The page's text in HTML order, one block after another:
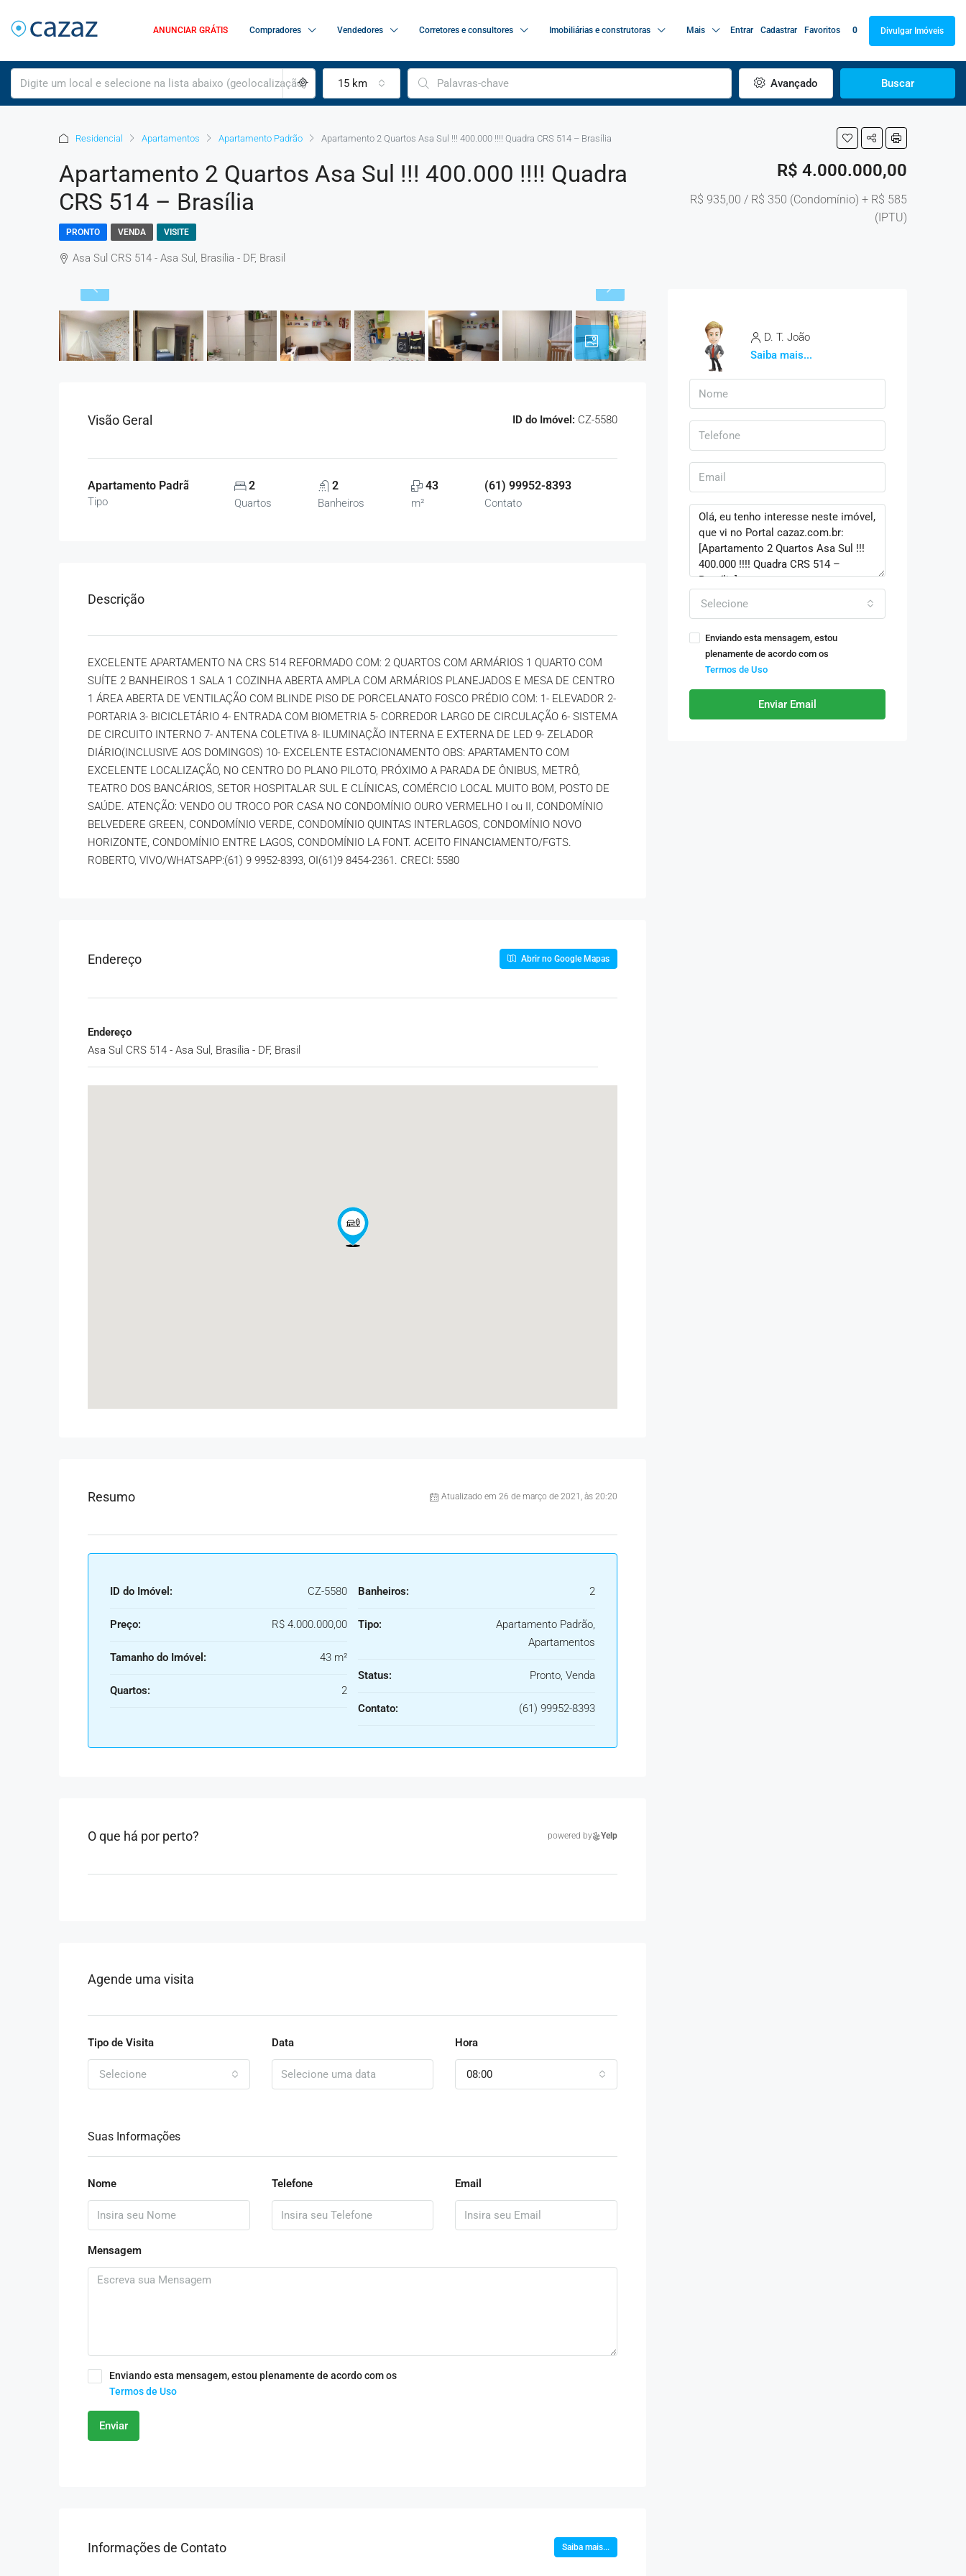
ANUNCIAR GRÁTIS Compradores Vendedores Corretores e consultores Imobiliárias e construtoras Mais Entrar Cadastrar Favoritos 0 Divulgar Imóveis
15 km Avançado Buscar
Residencial Apartamentos Apartamento Padrão Apartamento 2 Quartos Asa Sul !!! 400.000 !!!! Quadra CRS 514 – Brasília
Apartamento 2 Quartos Asa Sul !!! 400.000 !!!! Quadra
CRS 514 – Brasília
R$ 4.000.000,00
R$ 935,00 / R$ 350 (Condomínio) + R$ 585
(IPTU)
PRONTO VENDA VISITE
Asa Sul CRS 514 - Asa Sul, Brasília - DF, Brasil
Visão Geral ID do Imóvel: CZ-5580
Apartamento Padrão, Apartamentos
Tipo
2
Quartos
2
Banheiros
43
m²
(61) 99952-8393
Contato
Descrição
EXCELENTE APARTAMENTO NA CRS 514 REFORMADO COM: 2 QUARTOS COM ARMÁRIOS 1 QUARTO COM
SUÍTE 2 BANHEIROS 1 SALA 1 COZINHA ABERTA AMPLA COM ARMÁRIOS PLANEJADOS E MESA DE CENTRO
1 ÁREA ABERTA DE VENTILAÇÃO COM BLINDE PISO DE PORCELANATO FOSCO PRÉDIO COM: 1- ELEVADOR 2-
PORTARIA 3- BICICLETÁRIO 4- ENTRADA COM BIOMETRIA 5- CORREDOR LARGO DE CIRCULAÇÃO 6- SISTEMA
DE CIRCUITO INTERNO 7- ANTENA COLETIVA 8- ILUMINAÇÃO INTERNA E EXTERNA DE LED 9- ZELADOR
DIÁRIO(INCLUSIVE AOS DOMINGOS) 10- EXCELENTE ESTACIONAMENTO OBS: APARTAMENTO COM
EXCELENTE LOCALIZAÇÃO, NO CENTRO DO PLANO PILOTO, PRÓXIMO A PARADA DE ÔNIBUS, METRÔ,
TEATRO DOS BANCÁRIOS, SETOR HOSPITALAR SUL E CLÍNICAS, COMÉRCIO LOCAL MUITO BOM, POSTO DE
SAÚDE. ATENÇÃO: VENDO OU TROCO POR CASA NO CONDOMÍNIO OURO VERMELHO I ou II, CONDOMÍNIO
BELVEDERE GREEN, CONDOMÍNIO VERDE, CONDOMÍNIO QUINTAS INTERLAGOS, CONDOMÍNIO NOVO
HORIZONTE, CONDOMÍNIO ENTRE LAGOS, CONDOMÍNIO LA FONT. ACEITO FINANCIAMENTO/FGTS.
ROBERTO, VIVO/WHATSAPP:(61) 9 9952-8393, OI(61)9 8454-2361 . CRECI: 5580
Endereço Abrir no Google Mapas
Endereço
Asa Sul CRS 514 - Asa Sul, Brasília - DF, Brasil
Resumo Atualizado em 26 de março de 2021, às 20:20
ID do Imóvel: CZ-5580
Preço: R$ 4.000.000,00
Tamanho do Imóvel: 43 m²
Quartos: 2
Banheiros: 2
Tipo:
Apartamento Padrão,
Apartamentos
Status: Pronto, Venda
Contato: (61) 99952-8393
O que há por perto? powered by Yelp
Agende uma visita
Tipo de Visita
Selecione
Data Hora
08:00
Suas Informações
Nome Telefone Email
Mensagem
Enviando esta mensagem, estou plenamente de acordo com os
Termos de Uso
Enviar
Informações de Contato Saiba mais...
D. T. João
Saiba mais...
Selecione
Enviando esta mensagem, estou
plenamente de acordo com os
Termos de Uso
Enviar Email